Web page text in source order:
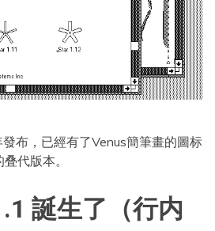
布，已經有了Venus簡筆畫的圖标
代版本。
誕生了（行内